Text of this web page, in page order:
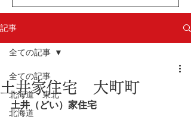
記事
全ての記事
北海道・東北
北海道
全ての記事
土井家住宅 大町町
土井（どい）家住宅